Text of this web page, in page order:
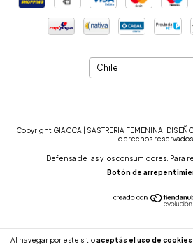
Al navegar por este sitioaceptás el uso de cookies
Copyright GIACCA | SASTRERIA FEMENINA,
derechos reservados.
Defensa de las y los consumidores. Para
Botón de